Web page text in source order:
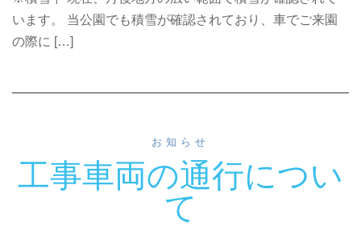
います。 当公園でも積雪が確認されており、車でご来園
の際に […]
お知らせ
工事車両の通行につい
て